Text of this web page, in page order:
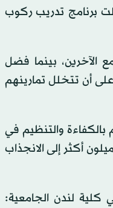
برنامج تدريب ركوب
الآخرين، بينما فضل
أن تتخلل تمارينهم
والتنظيم في
أكثر إلى الانجذاب
كلية لندن الجامعية: